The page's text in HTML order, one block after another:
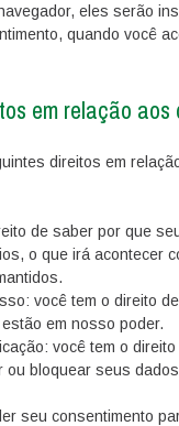
eles serão
quando você
em relação
direitos em
de saber por que
o que irá acontecer
você tem o direito
em nosso poder.
você tem o
ou bloquear seus
seu consentimento